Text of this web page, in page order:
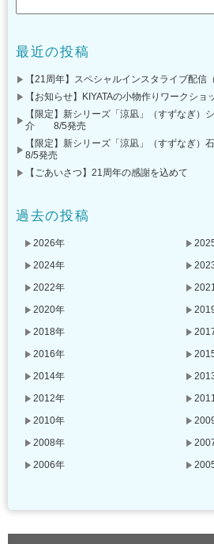
最近の投稿
【21周年】スペシャルインスタライブ配信
【お知らせ】KIYATAの小物作りワークショ
【限定】新シリーズ「涼凪」（すずなぎ）
介 8/5発売
【限定】新シリーズ「涼凪」（すずなぎ
8/5発売
【ごあいさつ】21周年の感謝を込めて
過去の投稿
2026年
2024年
2022年
2020年
2018年
2016年
2014年
2012年
2010年
2008年
2006年